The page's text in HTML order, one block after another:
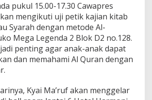
r
i
pukul 15.00-17.30 Cawapres
mengikuti uji petik kajian kitab
Syarah dengan metode Al-
Mega Legenda 2 Blok D2 no.128.
penting agar anak-anak dapat
dan memahami Al Quran dengan
Kyai Ma’ruf akan menggelar